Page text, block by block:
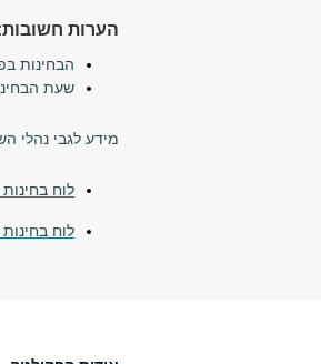
הערות
הבחינות בפקולטה
שעת
מידע לגבי נהלי
לוח
לוח